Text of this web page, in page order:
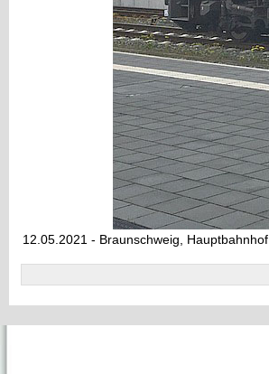
12.05.2021 - Braunschweig, Hauptbahnhof